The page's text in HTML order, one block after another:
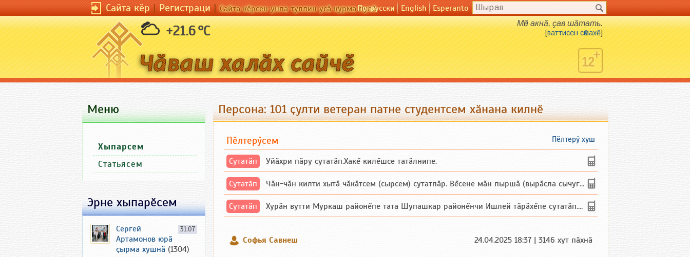
Сайта кӗр|Регистраци|Сайта кӗрсен унпа туллин усӑ курма пулӗПо-русски English Esperanto
+21.6 °C Мӗн акнӑ, ҫав шӑтать.
[ваттисен сӑмахӗ]
Персона: 101 ҫулти ветеран патне студентсем хӑнана килнӗ
Пӗлтерӳ хуш
Пӗлтерӳсем
Сутатӑп Уйăхри пăру сутатăп.Хакĕ килĕшсе татăлнипе.
Сутатӑп Чăн-чăн килти хытă чăкăтсем (сырсем) сутатпăр. Вĕсене мăн пыршă (вырăсла сычуг) ...
Сутатӑп Хурăн вутти Муркаш районĕпе тата Шупашкар районĕнчи Ишлей тăрăхĕпе сутатăп. Ха...
Софья Савнеш 24.04.2025 18:37 | 3146 хут пӑхнӑ
Меню
Хыпарсем
Статьясем
Эрне хыпарӗсем
31.07
Сергей
Артамонов юрӑ
ҫырма хушнӑ (1304)